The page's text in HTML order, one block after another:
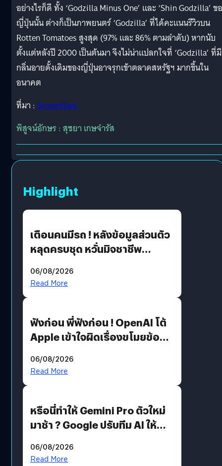
อย่างไรก็ดี ทั้ง ‘Godzilla Minus One’ และ ‘Shin Godzilla’ ข
ญี่ปุ่นนั้น ต่างก็เป็นภาพยนตร์ ‘Godzilla’ ที่ได้คะแนนรีวิวบน
Rotten Tomatoes สูงสุด (97% และ 86% ตามลำดับ) หากนับ
ตั้งแต่หลังปี 2000 เป็นต้นมา จึงไม่น่าแปลกใจที่ ‘Godzilla’ ที่มี
กลิ่นอายดั้งเดิมของญี่ปุ่นอาจรุกเข้าตลาดสหรัฐฯ มากขึ้นใน
อนาคต
ที่มา : ScreenRant
พิสูจน์อักษร : สุชยา เกษจำรัส
Highlight
เตือนคนมีรถ ! หลังข้อมูลส่วนตัว
หลุดครบชุด หวั่นมิจชาชีพ
รหัสผ่านหลุด ไม่ใช่แฮ็กเกอร์
06/08/2026
Read More
ฟังก่อน พี่ฟังก่อน ! OpenAI โต้
Apple เข้าใจผิดเรื่องขโมยข้อมูล
06/08/2026
Read More
หรือนี่ทำให้ Gemini Pro ตัวใหม่
มาช้า ? Google ปรับทีม AI ให้
AGI
06/08/2026
Read More